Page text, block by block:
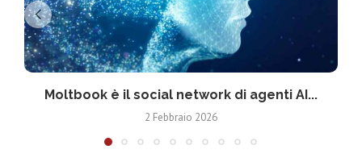
Moltbook è il social network di agenti AI...
2 Febbraio 2026